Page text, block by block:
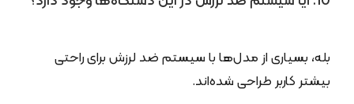
بله، بسیاری از مدل‌ها با سیستم ضد لرزش برای راحتی
بیشتر کاربر طراحی شده‌اند.